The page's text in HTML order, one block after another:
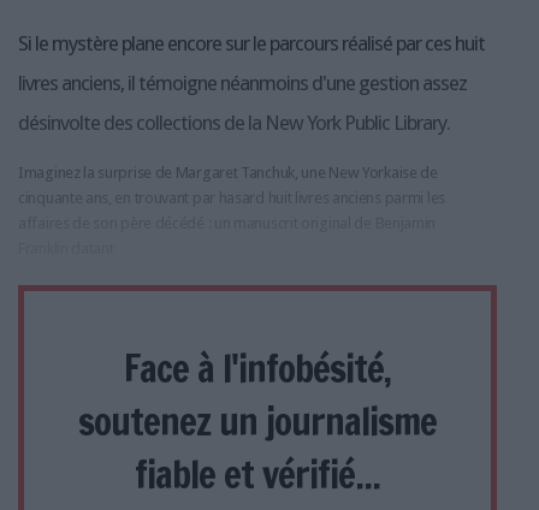
Si le mystère plane encore sur le parcours réalisé par ces huit
livres anciens, il témoigne néanmoins d'une gestion assez
désinvolte des collections de la New York Public Library.
Imaginez la surprise de Margaret Tanchuk, une New Yorkaise de
cinquante ans, en trouvant par hasard huit livres anciens parmi les
Face à l'infobésité,
soutenez un journalisme
fiable et vérifié...